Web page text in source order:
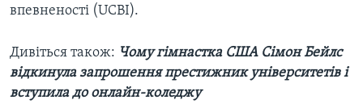
впевненості (UCBI).
Дивіться також: Чому гімнастка США Сімон Бейлс
відкинула запрошення престижник університетів і
вступила до онлайн-коледжу